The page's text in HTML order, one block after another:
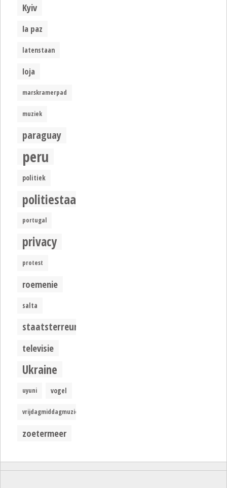
Kyiv
la paz
latenstaan
loja
marskramerpad
muziek
paraguay
peru
politiek
politiestaat
portugal
privacy
protest
roemenie
salta
staatsterreur
televisie
Ukraine
uyuni vogel
vrijdagmiddagmuziek
zoetermeer